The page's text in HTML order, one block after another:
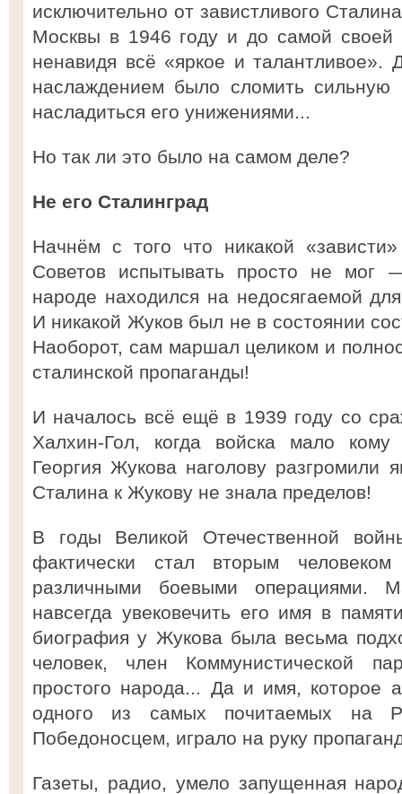
исключительно от завистливого
Москвы в 1946 году и до самой своей
ненавидя всё «яркое и
наслаждением было сломить
насладиться его унижениями...
Но так ли это было на самом деле?
Не его Сталинград
Начнём с того что никакой
Советов испытывать просто не мог
народе находился на недосягаемой
И никакой Жуков был не в состоянии
Наоборот, сам маршал целиком и
сталинской пропаганды!
И началось всё ещё в 1939 году со
Халхин-Гол, когда войска мало кому
Георгия Жукова наголову разгромили
Сталина к Жукову не знала пределов!
В годы Великой Отечественной
фактически стал вторым
различными боевыми операциями.
навсегда увековечить его имя в
биография у Жукова была весьма
человек, член Коммунистической
простого народа... Да и имя, которое
одного из самых почитаемых на
Победоносцем, играло на руку
Газеты, радио, умело запущенная